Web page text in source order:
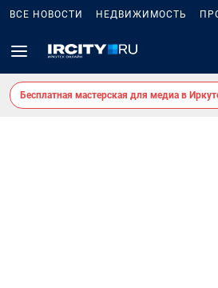
ВСЕ НОВОСТИ НЕДВИЖИМОСТЬ
Бесплатная мастерская для медиа в